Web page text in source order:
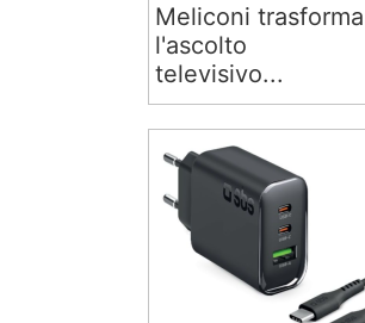
Meliconi trasforma
l'ascolto
televisivo...